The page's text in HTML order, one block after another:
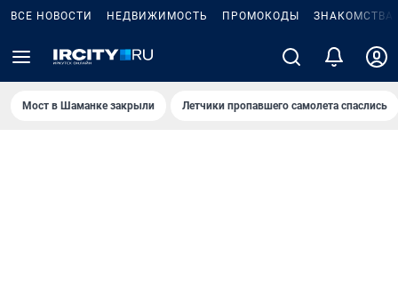
ВСЕ НОВОСТИ НЕДВИЖИМОСТЬ ПРОМОКОДЫ ЗНАКОМСТВА
Мост в Шаманке закрыли Летчики пропавшего самолета спаслись